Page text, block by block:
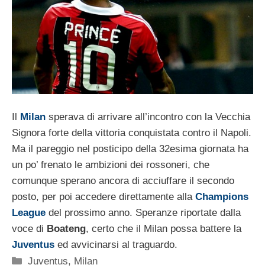
Milan sperava di arrivare all’incontro con la Vecchia
Signora forte della vittoria conquistata contro il Napoli.
Ma il pareggio nel posticipo della 32esima giornata ha
un po’ frenato le ambizioni dei rossoneri, che
comunque sperano ancora di acciuffare il secondo
posto, per poi accedere direttamente alla Champions
League del prossimo anno. Speranze riportate dalla
voce di Boateng, certo che il Milan possa battere la
Juventus ed avvicinarsi al traguardo.
Categorie
Juventus, Milan